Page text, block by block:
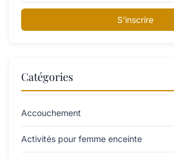
S'inscrire
Catégories
Accouchement
Activités pour femme enceinte